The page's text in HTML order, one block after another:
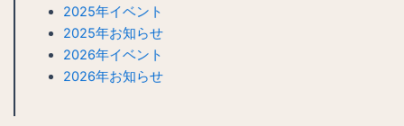
2025年イベント
2025年お知らせ
2026年イベント
2026年お知らせ